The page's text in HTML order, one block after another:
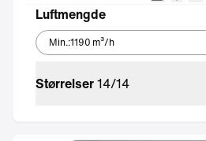
Luftmengde
Min.:1190 m³/h
Størrelser14/14